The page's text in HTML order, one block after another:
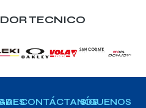
TECNICO
CONTÁCTANOSSÍGUENOS